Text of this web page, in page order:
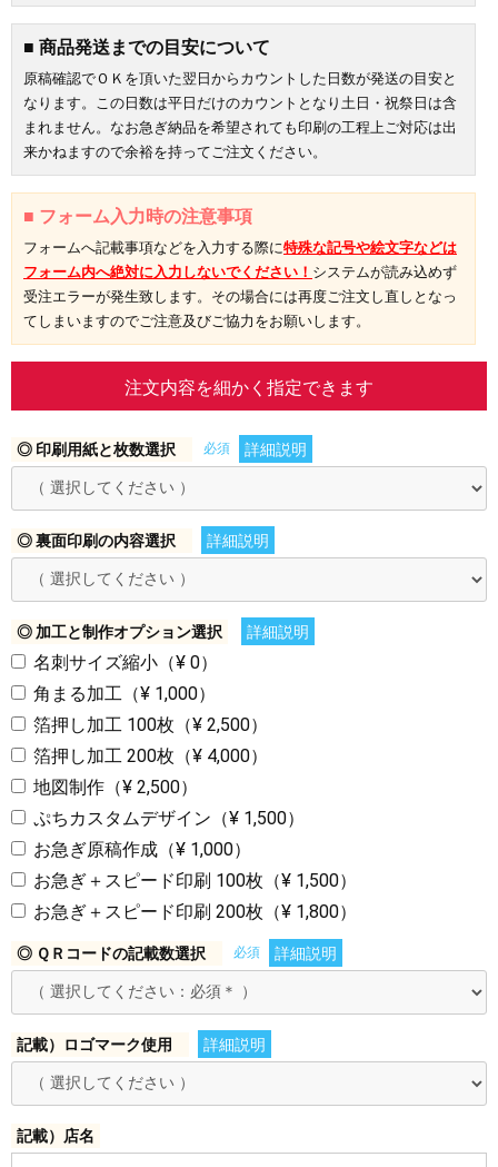
■ 商品発送までの目安について
原稿確認でＯＫを頂いた翌日からカウントした日数が発送の目安と
なります。この日数は平日だけのカウントとなり土日・祝祭日は含
まれません。なお急ぎ納品を希望されても印刷の工程上ご対応は出
来かねますので余裕を持ってご注文ください。
■ フォーム入力時の注意事項
フォームへ記載事項などを入力する際に特殊な記号や絵文字などは
フォーム内へ絶対に入力しないでください！ システムが読み込めず
受注エラーが発生致します。その場合には再度ご注文し直しとなっ
てしまいますのでご注意及びご協力をお願いします。
注文内容を細かく指定できます
◎ 印刷用紙と枚数選択 必須 詳細説明
◎ 裏面印刷の内容選択 詳細説明
◎ 加工と制作オプション選択 詳細説明
名刺サイズ縮小（¥ 0）
角まる加工（¥ 1,000）
箔押し加工 100枚（¥ 2,500）
箔押し加工 200枚（¥ 4,000）
地図制作（¥ 2,500）
ぷちカスタムデザイン（¥ 1,500）
お急ぎ原稿作成（¥ 1,000）
お急ぎ＋スピード印刷 100枚（¥ 1,500）
お急ぎ＋スピード印刷 200枚（¥ 1,800）
◎ ＱＲコードの記載数選択 必須 詳細説明
記載）ロゴマーク使用 詳細説明
記載）店名